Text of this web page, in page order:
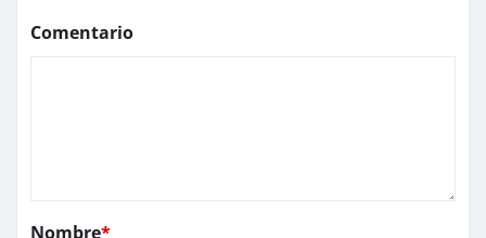
Comentario
Nombre*